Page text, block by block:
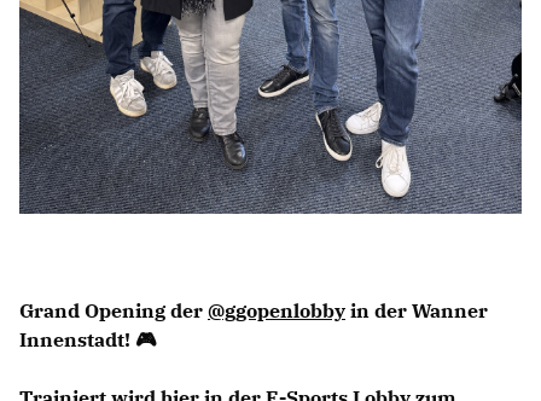
Grand Opening der @ggopenlobby in der Wanner
Innenstadt! 🎮